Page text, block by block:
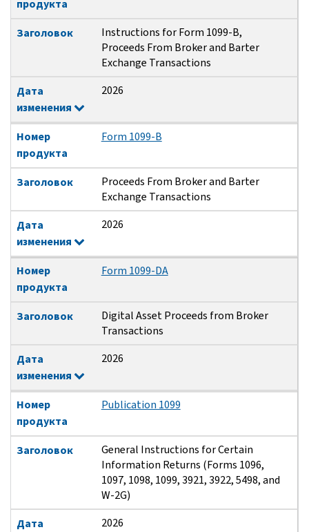
продукта
Заголовок
Instructions for Form 1099-B,
Proceeds From Broker and Barter
Exchange Transactions
Дата
изменения
2026
Номер
продукта
Form 1099-B
Заголовок
Proceeds From Broker and Barter
Exchange Transactions
Дата
изменения
2026
Номер
продукта
Form 1099-DA
Заголовок
Digital Asset Proceeds from Broker
Transactions
Дата
изменения
2026
Номер
продукта
Publication 1099
Заголовок
General Instructions for Certain
Information Returns (Forms 1096,
1097, 1098, 1099, 3921, 3922, 5498, and
W-2G)
Дата
2026